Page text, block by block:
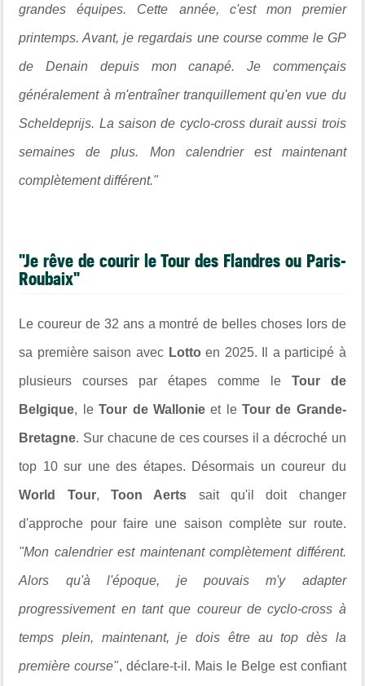
grandes équipes. Cette année, c'est mon premier
printemps. Avant, je regardais une course comme le GP
de Denain depuis mon canapé. Je commençais
généralement à m'entraîner tranquillement qu'en vue du
Scheldeprijs. La saison de cyclo-cross durait aussi trois
semaines de plus. Mon calendrier est maintenant
complètement différent."
"Je rêve de courir le Tour des Flandres ou Paris-
Roubaix"
Le coureur de 32 ans a montré de belles choses lors de
sa première saison avec Lotto en 2025. Il a participé à
plusieurs courses par étapes comme le Tour de
Belgique, leTour de Wallonieet le Tour de Grande-
Bretagne. Sur chacune de ces courses il a décroché un
top 10 sur une des étapes. Désormais un coureur du
World Tour,Toon Aerts sait qu'il doit changer
d'approche pour faire une saison complète sur route.
"Mon calendrier est maintenant complètement différent.
Alors qu'à l'époque, je pouvais m'y adapter
progressivement en tant que coureur de cyclo-cross à
temps plein, maintenant, je dois être au top dès la
première course", déclare-t-il. Mais le Belge est confiant